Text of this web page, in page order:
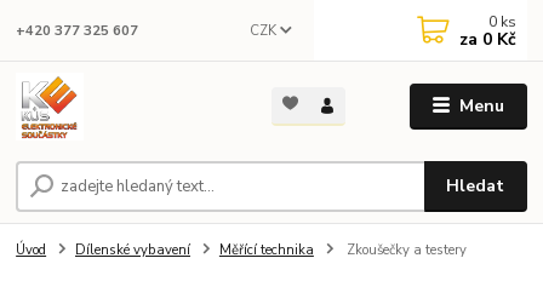
Menu
CZK
Hledat
+420 377 325 607 0 ks
za 0 Kč
Úvod Dílenské vybavení Měřící technika Zkoušečky a testery